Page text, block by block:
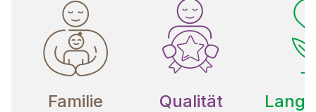
Familie Qualität